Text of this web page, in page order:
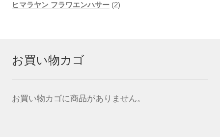
品
個
ヒマラヤン フラワエンハサー 22
お買い物カゴ
お買い物カゴに商品がありません。